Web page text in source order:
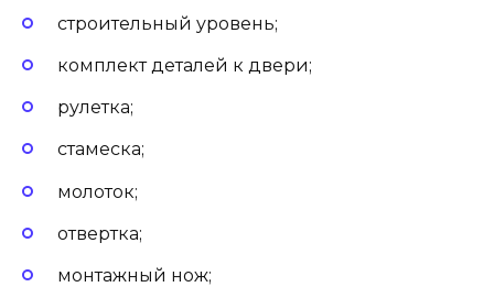
строительный уровень;
комплект деталей к двери;
рулетка;
стамеска;
молоток;
отвертка;
монтажный нож;